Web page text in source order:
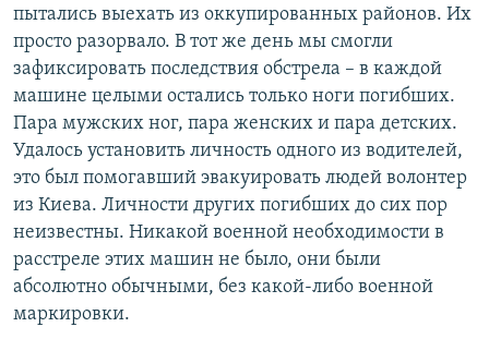
пытались выехать из оккупированных районов. Их
просто разорвало. В тот же день мы смогли
зафиксировать последствия обстрела – в каждой
машине целыми остались только ноги погибших.
Пара мужских ног, пара женских и пара детских.
Удалось установить личность одного из водителей,
это был помогавший эвакуировать людей волонтер
из Киева. Личности других погибших до сих пор
неизвестны. Никакой военной необходимости в
расстреле этих машин не было, они были
абсолютно обычными, без какой-либо военной
маркировки.